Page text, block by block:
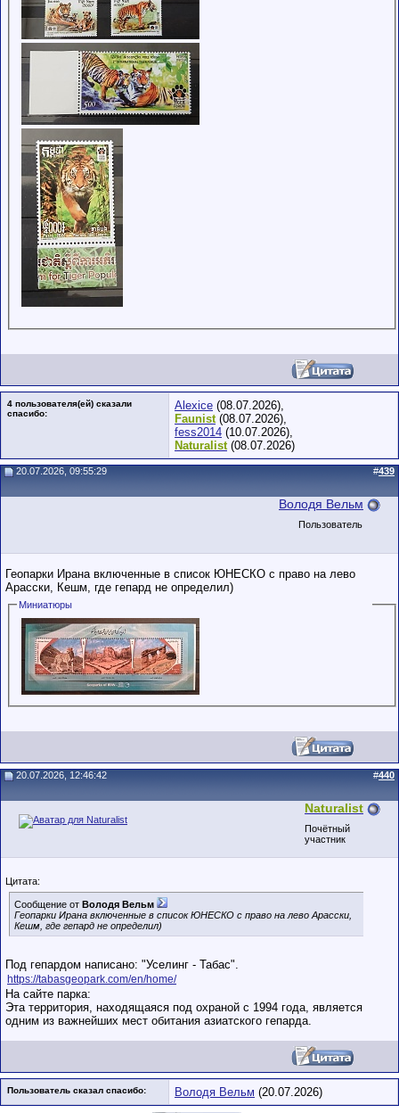
4 пользователя(ей) сказали
cпасибо:
Alexice (08.07.2026),
Faunist(08.07.2026),
fess2014 (10.07.2026),
Naturalist(08.07.2026)
20.07.2026, 09:55:29 #439
Володя Вельм
Пользователь
Геопарки Ирана включенные в список ЮНЕСКО с право на лево
Арасски, Кешм, где гепард не определил)
Миниатюры
20.07.2026, 12:46:42 #440
Naturalist
Почётный
участник
Цитата:
Сообщение от Володя Вельм
Геопарки Ирана включенные в список ЮНЕСКО с право на лево Арасски,
Кешм, где гепард не определил)
Под гепардом написано: "Уселинг - Табас".
https://tabasgeopark.com/en/home/
На сайте парка:
Эта территория, находящаяся под охраной с 1994 года, является
одним из важнейших мест обитания азиатского гепарда.
Пользователь сказал cпасибо: Володя Вельм (20.07.2026)